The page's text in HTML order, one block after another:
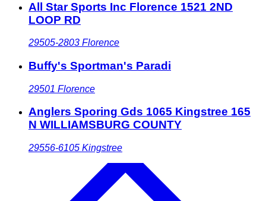
All Star Sports Inc Florence 1521 2ND
LOOP RD
29505-2803 Florence
Buffy's Sportman's Paradi
29501 Florence
Anglers Sporing Gds 1065 Kingstree 165
N WILLIAMSBURG COUNTY
29556-6105 Kingstree